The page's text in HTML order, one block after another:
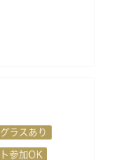
ラスあり
参加OK